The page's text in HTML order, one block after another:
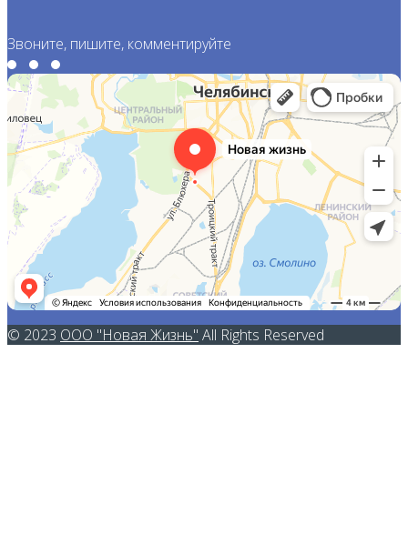
Звоните, пишите, комментируйте
© 2023 ООО "Новая Жизнь" All Rights Reserved